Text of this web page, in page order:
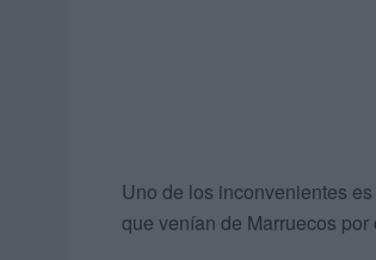
Uno de los inconvenientes
que venían de Marruecos